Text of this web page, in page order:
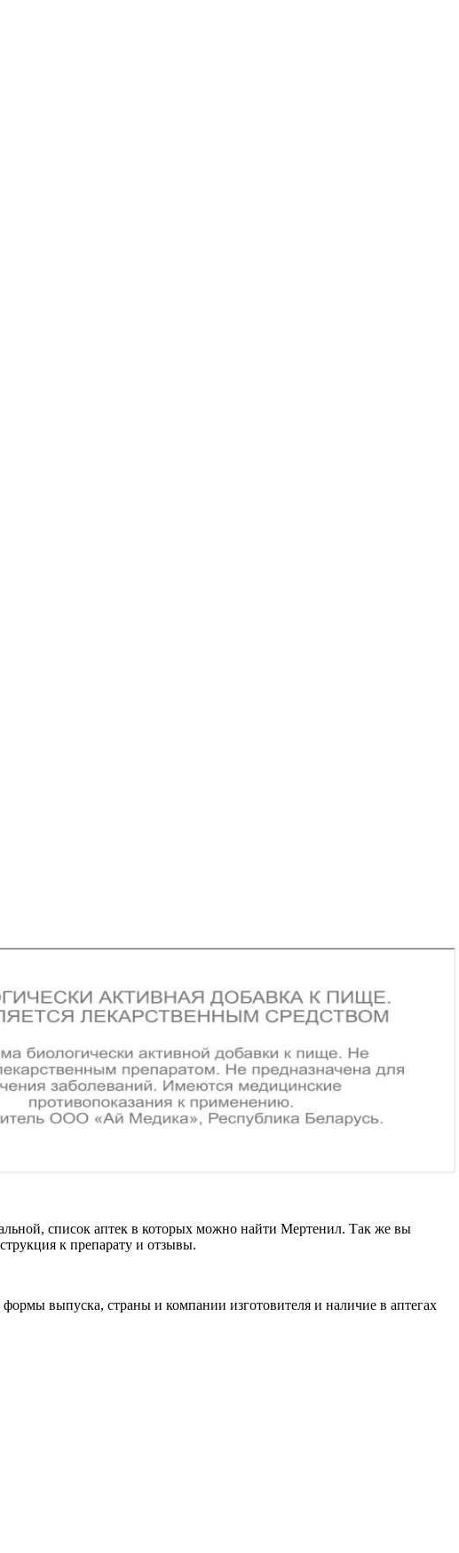
список аптек в которых можно найти Мертенил. Так же вы
к препарату и отзывы.
выпуска, страны и компании изготовителя и наличие в аптегах